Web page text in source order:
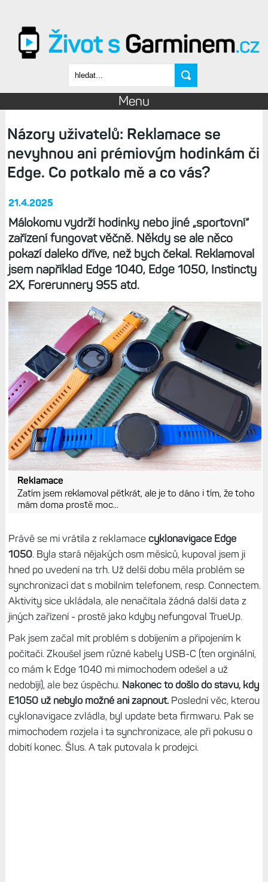
Vyhledávání
Menu
Názory uživatelů: Reklamace se
nevyhnou ani prémiovým hodinkám či
Edge. Co potkalo mě a co vás?
21.4.2025
Málokomu vydrží hodinky nebo jiné „sportovní“
zařízení fungovat věčně. Někdy se ale něco
pokazí daleko dříve, než bych čekal. Reklamoval
jsem například Edge 1040, Edge 1050, Instincty
2X, Forerunnery 955 atd.
Reklamace
Zatím jsem reklamoval pětkrát, ale je to dáno i tím, že toho
mám doma prostě moc...
Právě se mi vrátila z reklamace cyklonavigace Edge
1050. Byla stará nějakých osm měsíců, kupoval jsem ji
hned po uvedení na trh. Už delší dobu měla problém se
synchronizací dat s mobilním telefonem, resp. Connectem.
Aktivity sice ukládala, ale nenačítala žádná další data z
jiných zařízení - prostě jako kdyby nefungoval TrueUp.
Pak jsem začal mít problém s dobíjením a připojením k
počítači. Zkoušel jsem různé kabely USB-C (ten orginální,
co mám k Edge 1040 mi mimochodem odešel a už
nedobíjí), ale bez úspěchu. Nakonec to došlo do stavu, kdy
E1050 už nebylo možné ani zapnout.Poslední věc, kterou
cyklonavigace zvládla, byl update beta firmwaru. Pak se
mimochodem rozjela i ta synchronizace, ale při pokusu o
dobití konec. Šlus. A tak putovala k prodejci.